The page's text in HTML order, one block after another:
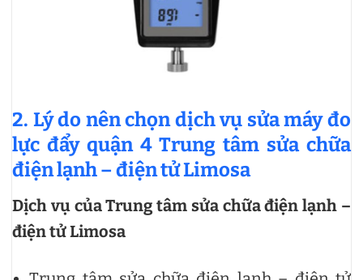
2. Lý do nên chọn dịch vụ sửa máy đo
lực đẩy quận 4 Trung tâm sửa chữa
điện lạnh – điện tử Limosa
Dịch vụ của Trung tâm sửa chữa điện lạnh –
điện tử Limosa